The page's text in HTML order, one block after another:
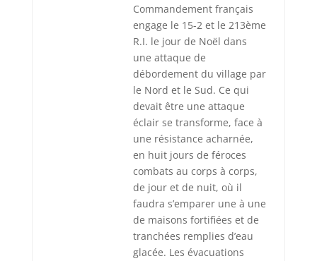
Commandement français
engage le 15-2 et le 213ème
R.I. le jour de Noël dans
une attaque de
débordement du village par
le Nord et le Sud. Ce qui
devait être une attaque
éclair se transforme, face à
une résistance acharnée,
en huit jours de féroces
combats au corps à corps,
de jour et de nuit, où il
faudra s’emparer une à une
de maisons fortifiées et de
tranchées remplies d’eau
glacée. Les évacuations